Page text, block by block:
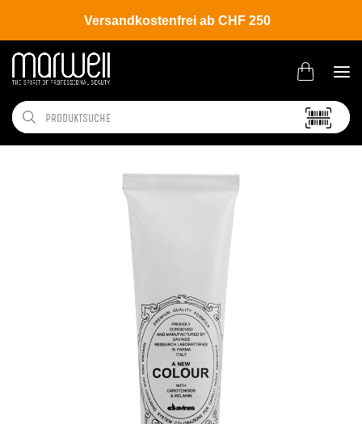
Versandkostenfrei ab CHF 250
Shop Brands Davines Colour